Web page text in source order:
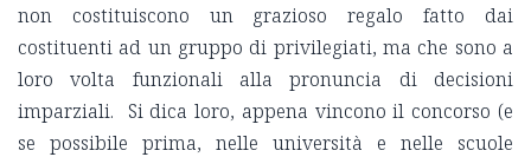
non costituiscono un grazioso regalo fatto dai
costituenti ad un gruppo di privilegiati, ma che sono a
loro volta funzionali alla pronuncia di decisioni
imparziali. Si dica loro, appena vincono il concorso (e
se possibile prima, nelle università e nelle scuole